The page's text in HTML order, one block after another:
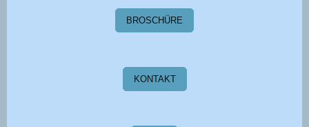
BROSCHÜRE
KONTAKT